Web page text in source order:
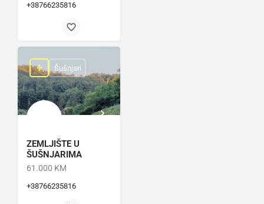
+38766235816
ZEMLJIŠTE U
ŠUŠNJARIMA
61.000 KM
+38766235816
Šušnjari